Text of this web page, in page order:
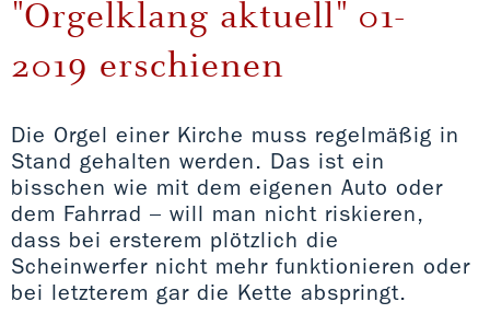
"Orgelklang aktuell" 01-
2019 erschienen
Die Orgel einer Kirche muss regelmäßig in
Stand gehalten werden. Das ist ein
bisschen wie mit dem eigenen Auto oder
dem Fahrrad – will man nicht riskieren,
dass bei ersterem plötzlich die
Scheinwerfer nicht mehr funktionieren oder
bei letzterem gar die Kette abspringt.